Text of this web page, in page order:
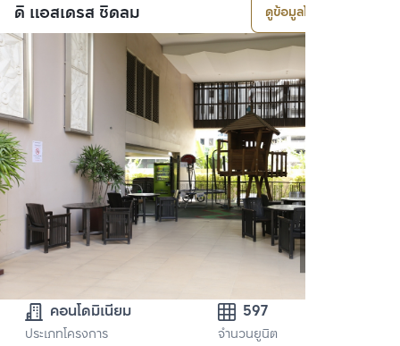
ดิ แอสเดรส ชิดลม ดูข้อมูลโครงการ
คอนโดมิเนียม
ประเภทโครงการ
597
จำนวนยูนิต